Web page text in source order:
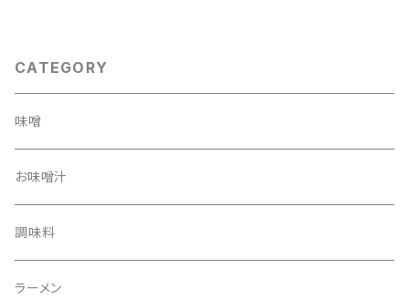
CATEGORY
味噌
お味噌汁
調味料
ラーメン